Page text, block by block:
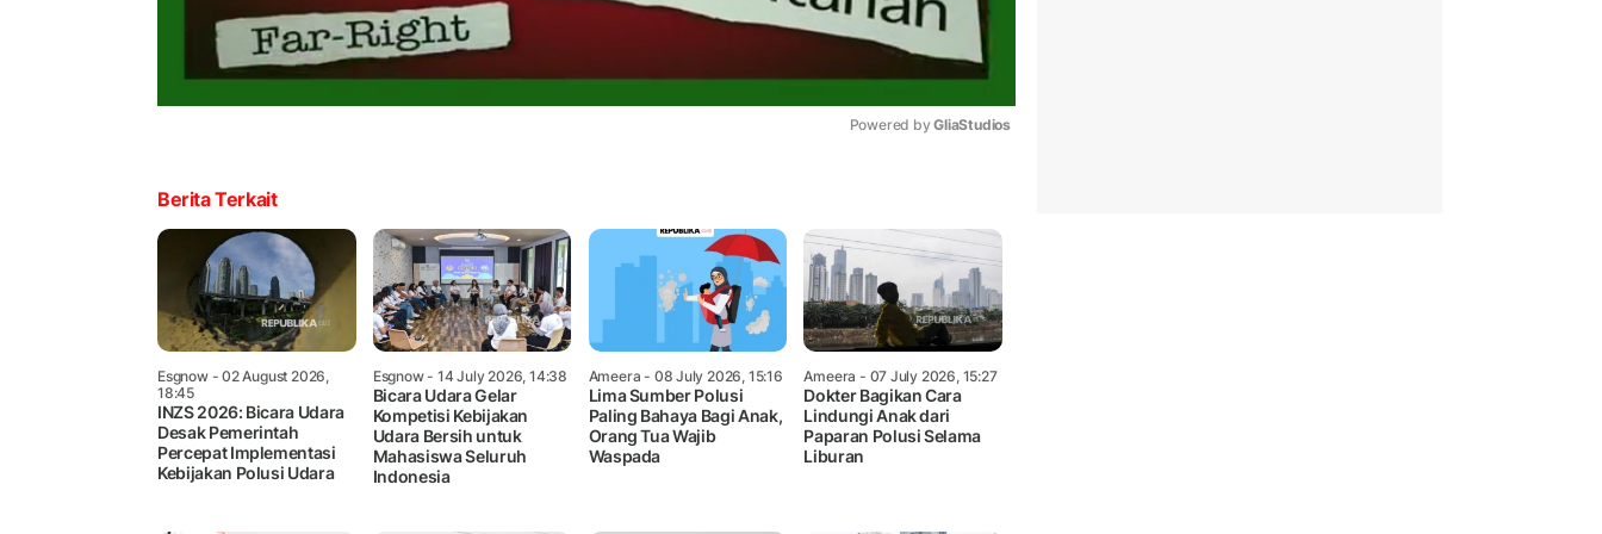
Powered by GliaStudios
Berita Terkait
Esgnow- 02 August 2026,
18:45
INZS 2026: Bicara Udara
Desak Pemerintah
Percepat Implementasi
Kebijakan Polusi Udara
Esgnow- 14 July 2026, 14:38
Bicara Udara Gelar
Kompetisi Kebijakan
Udara Bersih untuk
Mahasiswa Seluruh
Indonesia
Ameera - 08 July 2026, 15:16
Lima Sumber Polusi
Paling Bahaya Bagi Anak,
Orang Tua Wajib
Waspada
Ameera - 07 July 2026, 15:27
Dokter Bagikan Cara
Lindungi Anak dari
Paparan Polusi Selama
Liburan